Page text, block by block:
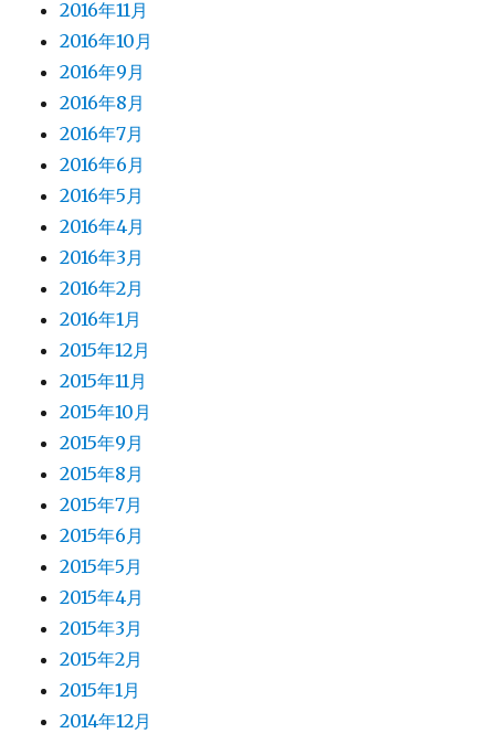
2016年11月
2016年10月
2016年9月
2016年8月
2016年7月
2016年6月
2016年5月
2016年4月
2016年3月
2016年2月
2016年1月
2015年12月
2015年11月
2015年10月
2015年9月
2015年8月
2015年7月
2015年6月
2015年5月
2015年4月
2015年3月
2015年2月
2015年1月
2014年12月